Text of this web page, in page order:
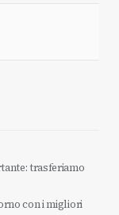
trasferiamo
con i migliori